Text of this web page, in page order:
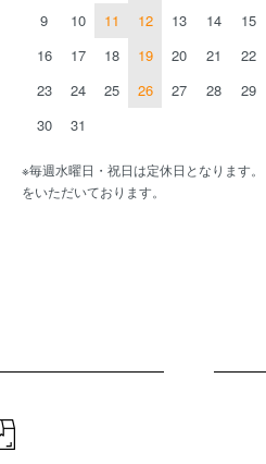
9
10 11 12 13 14
15
16
17 18 19 20 21
22
23
24 25 26 27 28
29
30
31
※毎週水曜日・祝日は定休日となります
をいただいております。